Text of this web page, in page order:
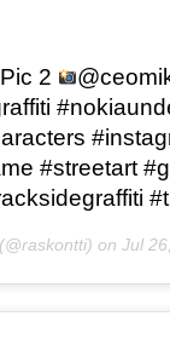
2
#streetart
(@raskontti) on Jul